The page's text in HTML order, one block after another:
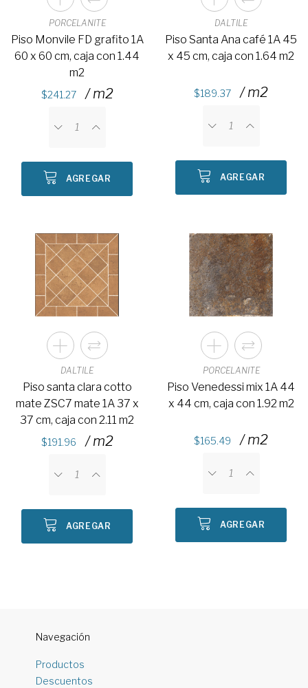
PORCELANITE
Piso Monvile FD grafito 1A
60 x 60 cm, caja con 1.44
m2
241.27 / m2
AGREGAR
DALTILE
Piso Santa Ana café 1A 45
x 45 cm, caja con 1.64 m2
189.37 / m2
AGREGAR
DALTILE
Piso santa clara cotto
mate ZSC7 mate 1A 37 x
37 cm, caja con 2.11 m2
191.96 / m2
AGREGAR
PORCELANITE
Piso Venedessi mix 1A 44
x 44 cm, caja con 1.92 m2
165.49 / m2
AGREGAR
Navegación
Productos
Descuentos